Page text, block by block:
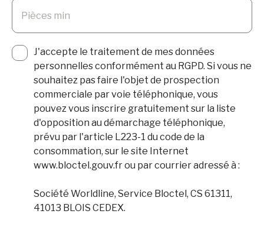
Pièces min
J'accepte le traitement de mes données
personnelles conformément au RGPD. Si vous ne
souhaitez pas faire l'objet de prospection
commerciale par voie téléphonique, vous
pouvez vous inscrire gratuitement sur la liste
d'opposition au démarchage téléphonique,
prévu par l'article L223-1 du code de la
consommation, sur le site Internet
www.bloctel.gouv.fr ou par courrier adressé à :
Société Worldline, Service Bloctel, CS 61311,
41013 BLOIS CEDEX.